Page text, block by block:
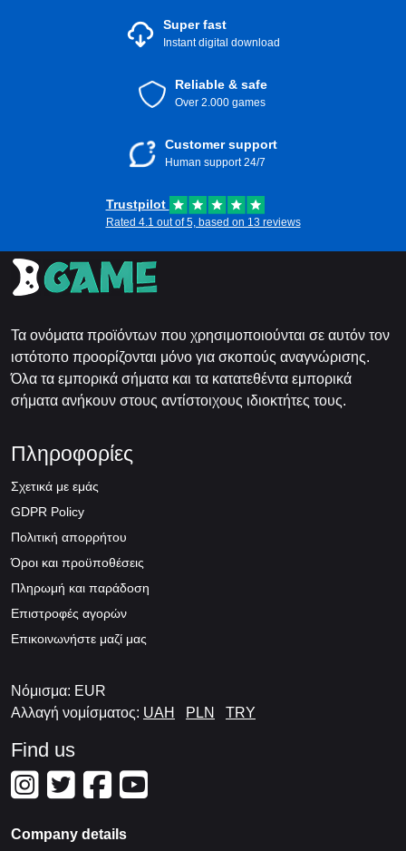
Super fast
Instant digital download
Reliable & safe
Over 2.000 games
Customer support
Human support 24/7
Trustpilot
Rated 4.1 out of 5, based on 13 reviews
Τα ονόματα προϊόντων που χρησιμοποιούνται σε αυτόν τον
ιστότοπο προορίζονται μόνο για σκοπούς αναγνώρισης.
Όλα τα εμπορικά σήματα και τα κατατεθέντα εμπορικά
σήματα ανήκουν στους αντίστοιχους ιδιοκτήτες τους.
Πληροφορίες
Σχετικά με εμάς
GDPR Policy
Πολιτική απορρήτου
Όροι και προϋποθέσεις
Πληρωμή και παράδοση
Επιστροφές αγορών
Επικοινωνήστε μαζί μας
Νόμισμα: EUR
Αλλαγή νομίσματος: UAH PLN TRY
Find us
Company details